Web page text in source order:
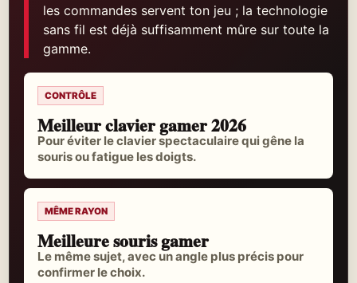
les commandes servent ton jeu ; la technologie
sans fil est déjà suffisamment mûre sur toute la
gamme.
CONTRÔLE
Meilleur clavier gamer 2026
Pour éviter le clavier spectaculaire qui gêne la
souris ou fatigue les doigts.
MÊME RAYON
Meilleure souris gamer
Le même sujet, avec un angle plus précis pour
confirmer le choix.